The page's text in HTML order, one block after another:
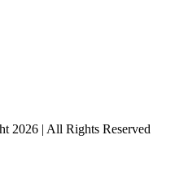
2026 | All Rights Reserved